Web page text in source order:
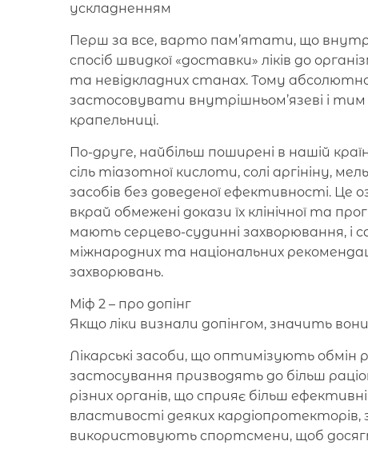
ускладненням
Перш за все, варто пам’ятати, що
спосіб швидкої «доставки» ліків до
та невідкладних станах. Тому
застосовувати внутрішньом’язеві і тим
крапельниці.
По-друге, найбільш поширені в нашій
сіль тіазотної кислоти, солі аргініну,
засобів без доведеної ефективності. Це
вкрай обмежені докази їх клінічної та
мають серцево-судинні захворювання, і
міжнародних та національних
захворювань.
Міф 2 – про допінг
Якщо ліки визнали допінгом, значить
Лікарські засоби, що оптимізують обмін
застосування призводять до більш
різних органів, що сприяє більш
властивості деяких кардіопротекторів,
використовують спортсмени, щоб